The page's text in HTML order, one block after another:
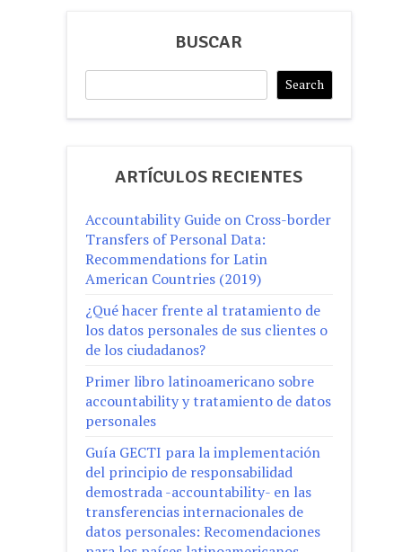
BUSCAR
Search
ARTÍCULOS RECIENTES
Accountability Guide on Cross-border
Transfers of Personal Data:
Recommendations for Latin
American Countries (2019)
¿Qué hacer frente al tratamiento de
los datos personales de sus clientes o
de los ciudadanos?
Primer libro latinoamericano sobre
accountability y tratamiento de datos
personales
Guía GECTI para la implementación
del principio de responsabilidad
demostrada -accountability- en las
transferencias internacionales de
datos personales: Recomendaciones